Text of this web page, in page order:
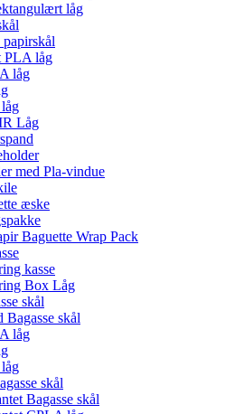
låg
PLA låg
låg
Låg
med Pla-vindue
æske
Baguette Wrap Pack
kasse
Box Låg
skål
Bagasse skål
låg
skål
Bagasse skål